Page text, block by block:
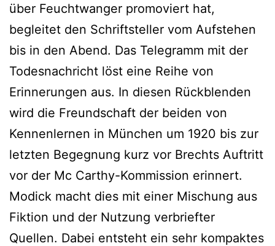
über Feuchtwanger promoviert hat,
begleitet den Schriftsteller vom Aufstehen
bis in den Abend. Das Telegramm mit der
Todesnachricht löst eine Reihe von
Erinnerungen aus. In diesen Rückblenden
wird die Freundschaft der beiden von
Kennenlernen in München um 1920 bis zur
letzten Begegnung kurz vor Brechts Auftritt
vor der Mc Carthy-Kommission erinnert.
Modick macht dies mit einer Mischung aus
Fiktion und der Nutzung verbriefter
Quellen. Dabei entsteht ein sehr kompaktes